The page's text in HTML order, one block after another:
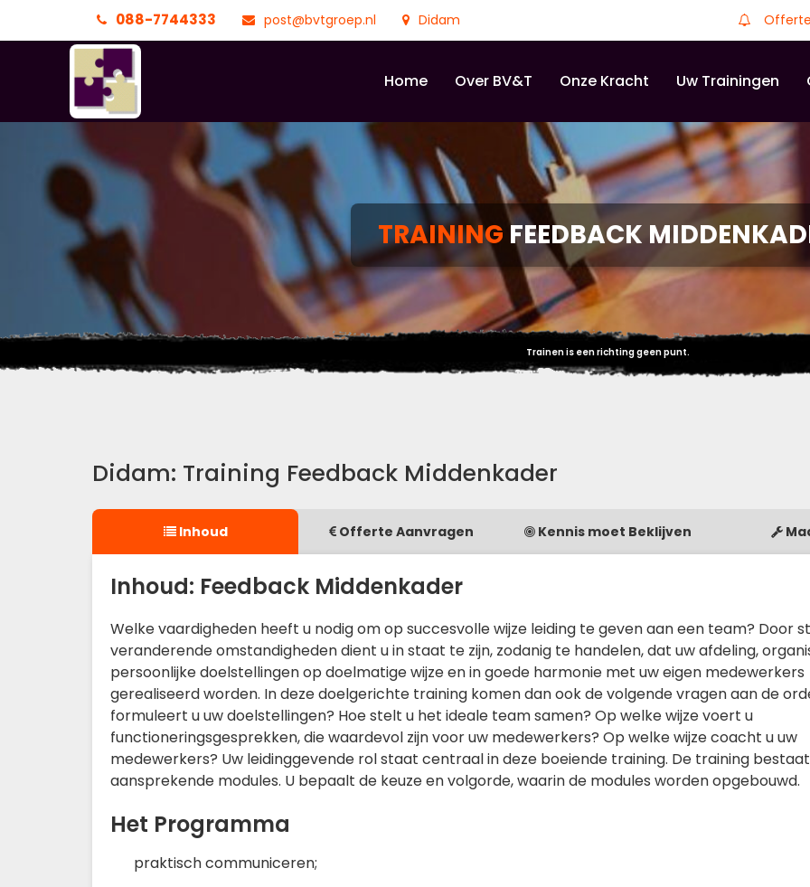
088-7744333 post@bvtgroep.nl Didam
Home Over BV&T Onze Kracht Uw Trainingen
TRAININGFEEDBACK
Trainen is een richting geen punt.
Didam: Training Feedback Middenkader
Inhoud Offerte Aanvragen Kennis moet Beklijven
Inhoud: Feedback Middenkader
Welke vaardigheden heeft u nodig om op succesvolle wijze leiding te geven aan een team? Door
veranderende omstandigheden dient u in staat te zijn, zodanig te handelen, dat uw afdeling,
persoonlijke doelstellingen op doelmatige wijze en in goede harmonie met uw eigen medewerkers
gerealiseerd worden. In deze doelgerichte training komen dan ook de volgende vragen aan de
formuleert u uw doelstellingen? Hoe stelt u het ideale team samen? Op welke wijze voert u
functioneringsgesprekken, die waardevol zijn voor uw medewerkers? Op welke wijze coacht u uw
medewerkers? Uw leidinggevende rol staat centraal in deze boeiende training. De training
aansprekende modules. U bepaalt de keuze en volgorde, waarin de modules worden opgebouwd.
Het Programma
praktisch communiceren;